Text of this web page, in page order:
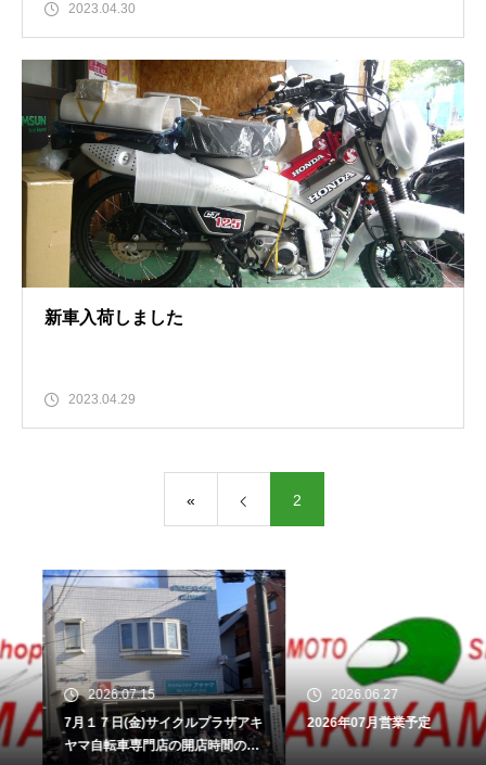
2023.04.30
新車入荷しました
2023.04.29
« 2
2026.07.15
7月１７日(金)サイクルプラザアキ
ヤマ自転車専門店の開店時間のお
2026.06.27
2026年07月営業予定